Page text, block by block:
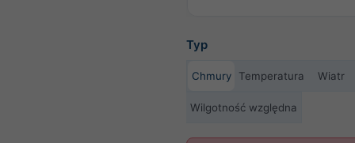
Typ
Chmury Temperatura Wiatr
Wilgotność względna